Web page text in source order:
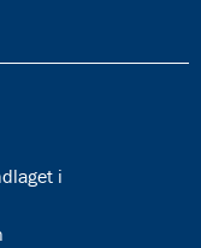
i